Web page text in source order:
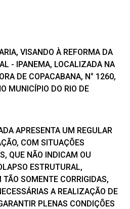
VISANDO À REFORMA DA
- IPANEMA, LOCALIZADA NA
DE COPACABANA, N° 1260,
MUNICÍPIO DO RIO DE
APRESENTA UM REGULAR
COM SITUAÇÕES
QUE NÃO INDICAM OU
ESTRUTURAL,
TÃO SOMENTE CORRIGIDAS,
A REALIZAÇÃO DE
PLENAS CONDIÇÕES